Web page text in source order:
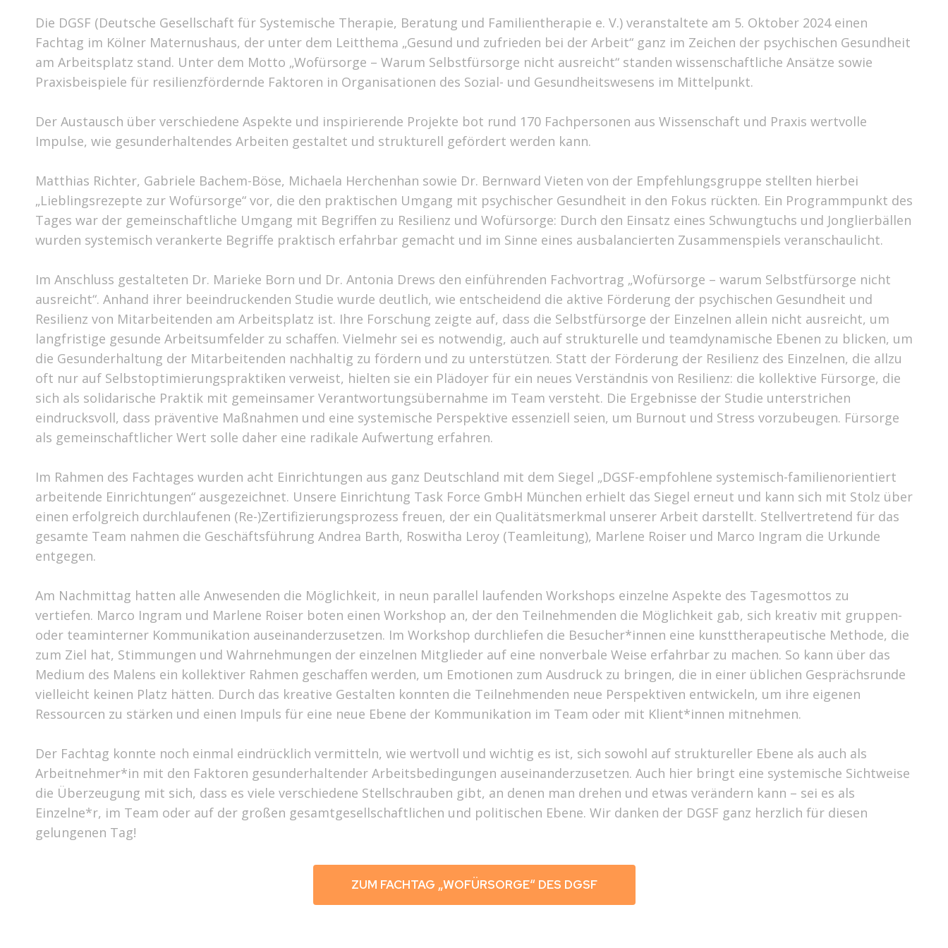
Die DGSF (Deutsche Gesellschaft für Systemische Therapie, Beratung und Familientherapie e. V.) veranstaltete am 5. Oktober 2024 einen
Fachtag im Kölner Maternushaus, der unter dem Leitthema „Gesund und zufrieden bei der Arbeit“ ganz im Zeichen der psychischen Gesundheit
am Arbeitsplatz stand. Unter dem Motto „Wofürsorge – Warum Selbstfürsorge nicht ausreicht“ standen wissenschaftliche Ansätze sowie
Praxisbeispiele für resilienzfördernde Faktoren in Organisationen des Sozial- und Gesundheitswesens im Mittelpunkt.
Der Austausch über verschiedene Aspekte und inspirierende Projekte bot rund 170 Fachpersonen aus Wissenschaft und Praxis wertvolle
Impulse, wie gesunderhaltendes Arbeiten gestaltet und strukturell gefördert werden kann.
Matthias Richter, Gabriele Bachem-Böse, Michaela Herchenhan sowie Dr. Bernward Vieten von der Empfehlungsgruppe stellten hierbei
„Lieblingsrezepte zur Wofürsorge“ vor, die den praktischen Umgang mit psychischer Gesundheit in den Fokus rückten. Ein Programmpunkt des
Tages war der gemeinschaftliche Umgang mit Begriffen zu Resilienz und Wofürsorge: Durch den Einsatz eines Schwungtuchs und Jonglierbällen
wurden systemisch verankerte Begriffe praktisch erfahrbar gemacht und im Sinne eines ausbalancierten Zusammenspiels veranschaulicht.
Im Anschluss gestalteten Dr. Marieke Born und Dr. Antonia Drews den einführenden Fachvortrag „Wofürsorge – warum Selbstfürsorge nicht
ausreicht“. Anhand ihrer beeindruckenden Studie wurde deutlich, wie entscheidend die aktive Förderung der psychischen Gesundheit und
Resilienz von Mitarbeitenden am Arbeitsplatz ist. Ihre Forschung zeigte auf, dass die Selbstfürsorge der Einzelnen allein nicht ausreicht, um
langfristige gesunde Arbeitsumfelder zu schaffen. Vielmehr sei es notwendig, auch auf strukturelle und teamdynamische Ebenen zu blicken, um
die Gesunderhaltung der Mitarbeitenden nachhaltig zu fördern und zu unterstützen. Statt der Förderung der Resilienz des Einzelnen, die allzu
oft nur auf Selbstoptimierungspraktiken verweist, hielten sie ein Plädoyer für ein neues Verständnis von Resilienz: die kollektive Fürsorge, die
sich als solidarische Praktik mit gemeinsamer Verantwortungsübernahme im Team versteht. Die Ergebnisse der Studie unterstrichen
eindrucksvoll, dass präventive Maßnahmen und eine systemische Perspektive essenziell seien, um Burnout und Stress vorzubeugen. Fürsorge
als gemeinschaftlicher Wert solle daher eine radikale Aufwertung erfahren.
Im Rahmen des Fachtages wurden acht Einrichtungen aus ganz Deutschland mit dem Siegel „DGSF-empfohlene systemisch-familienorientiert
arbeitende Einrichtungen“ ausgezeichnet. Unsere Einrichtung Task Force GmbH München erhielt das Siegel erneut und kann sich mit Stolz über
einen erfolgreich durchlaufenen (Re-)Zertifizierungsprozess freuen, der ein Qualitätsmerkmal unserer Arbeit darstellt. Stellvertretend für das
gesamte Team nahmen die Geschäftsführung Andrea Barth, Roswitha Leroy (Teamleitung), Marlene Roiser und Marco Ingram die Urkunde
entgegen.
Am Nachmittag hatten alle Anwesenden die Möglichkeit, in neun parallel laufenden Workshops einzelne Aspekte des Tagesmottos zu
vertiefen. Marco Ingram und Marlene Roiser boten einen Workshop an, der den Teilnehmenden die Möglichkeit gab, sich kreativ mit gruppen-
oder teaminterner Kommunikation auseinanderzusetzen. Im Workshop durchliefen die Besucher*innen eine kunsttherapeutische Methode, die
zum Ziel hat, Stimmungen und Wahrnehmungen der einzelnen Mitglieder auf eine nonverbale Weise erfahrbar zu machen. So kann über das
Medium des Malens ein kollektiver Rahmen geschaffen werden, um Emotionen zum Ausdruck zu bringen, die in einer üblichen Gesprächsrunde
vielleicht keinen Platz hätten. Durch das kreative Gestalten konnten die Teilnehmenden neue Perspektiven entwickeln, um ihre eigenen
Ressourcen zu stärken und einen Impuls für eine neue Ebene der Kommunikation im Team oder mit Klient*innen mitnehmen.
Der Fachtag konnte noch einmal eindrücklich vermitteln, wie wertvoll und wichtig es ist, sich sowohl auf struktureller Ebene als auch als
Arbeitnehmer*in mit den Faktoren gesunderhaltender Arbeitsbedingungen auseinanderzusetzen. Auch hier bringt eine systemische Sichtweise
die Überzeugung mit sich, dass es viele verschiedene Stellschrauben gibt, an denen man drehen und etwas verändern kann – sei es als
Einzelne*r, im Team oder auf der großen gesamtgesellschaftlichen und politischen Ebene. Wir danken der DGSF ganz herzlich für diesen
gelungenen Tag!
ZUM FACHTAG „WOFÜRSORGE“ DES DGSF